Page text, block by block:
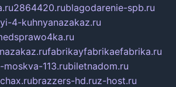
2864420.rublagodarenie-spb.ru
4-kuhnyanazakaz.ru
fabrikayfabrikaefabrika.ru
113.rubiletnadom.ru
brazzers-hd.ruz-host.ru